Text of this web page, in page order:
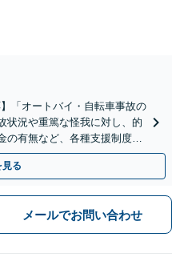
「オートバイ・自転車事故の
状況や重篤な怪我に対し、的
の有無など、各種支援制度の
・夜間相談可】
る
メールでお問い合わせ